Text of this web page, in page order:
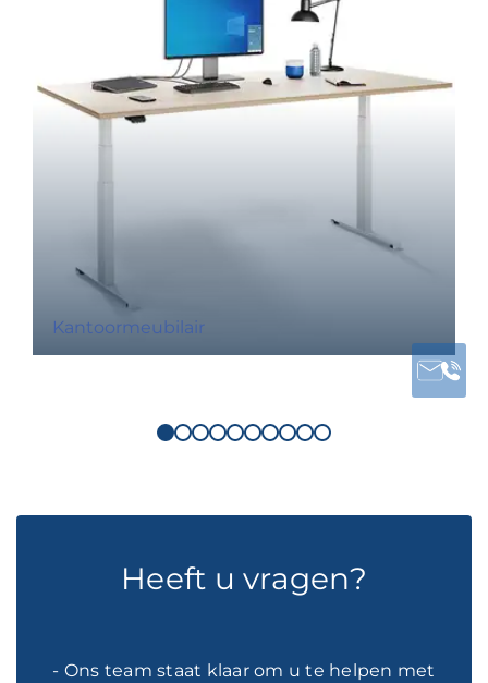
Kantoormeubilair
Heeft u vragen?
- Ons team staat klaar om u te helpen met